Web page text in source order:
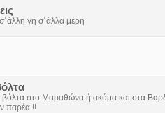
γη σ΄άλλα μέρη
βόλτα στο Μαραθώνα ή ακόμα και στα
παρέα !!